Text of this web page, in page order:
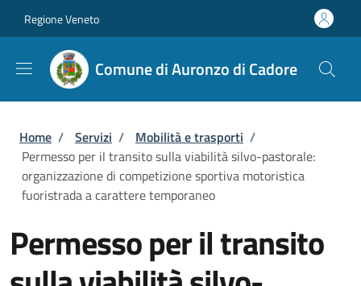
Regione Veneto
Comune di Auronzo di Cadore
Briciole di pane
Home / Servizi / Mobilità e trasporti /
Permesso per il transito sulla viabilità silvo-pastorale:
organizzazione di competizione sportiva motoristica
fuoristrada a carattere temporaneo
Permesso per il transito